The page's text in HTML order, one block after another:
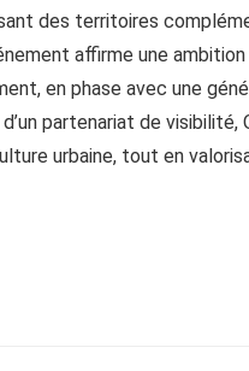
des territoires
affirme une
en phase avec une
partenariat de visibilité,
urbaine, tout en